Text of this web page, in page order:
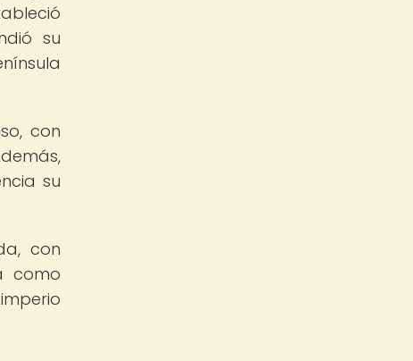
su
con
su
con
como